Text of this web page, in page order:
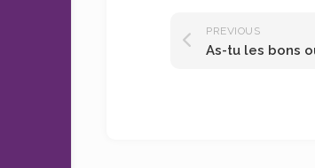
PREVIOUS
As-tu les bons